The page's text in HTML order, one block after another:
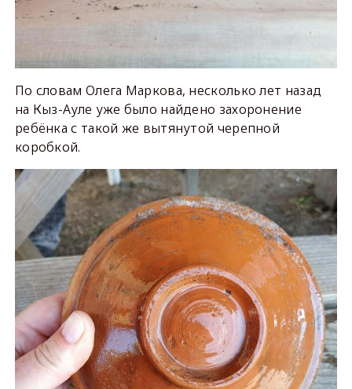
По словам Олега Маркова, несколько лет назад
на Кыз-Ауле уже было найдено захоронение
ребёнка с такой же вытянутой черепной
коробкой.